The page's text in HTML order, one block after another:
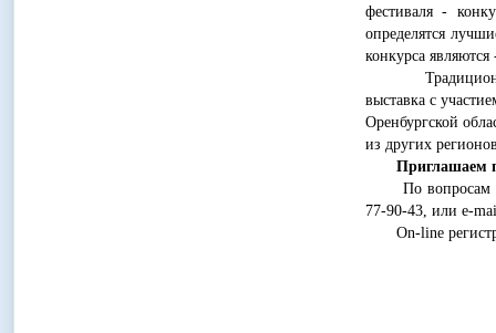
фестиваля -
определятся
конкурса
Традиционно в
выставка с
Оренбургской
из других
Приглашаем
По вопросам
77-90-43, или e-
On-line